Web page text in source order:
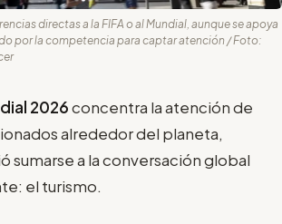
directas a la FIFA o al Mundial, aunque se apoya
por la competencia para captar atención / Foto:
2026concentra la atención de
alrededor del planeta,
sumarse a la conversación global
el turismo.